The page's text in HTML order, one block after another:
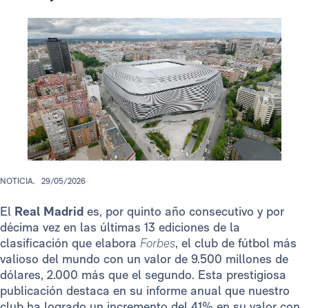
NOTICIA. 29/05/2026
El Real Madrid es, por quinto año consecutivo y por
décima vez en las últimas 13 ediciones de la
clasificación que elabora Forbes, el club de fútbol más
valioso del mundo con un valor de 9.500 millones de
dólares, 2.000 más que el segundo. Esta prestigiosa
publicación destaca en su informe anual que nuestro